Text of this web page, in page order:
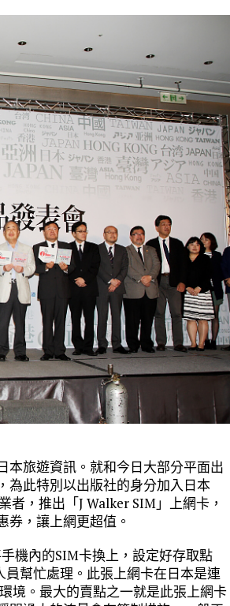
本旅遊資訊。就和今日大部分平面出
為此特別以出版社的身分加入日本
，推出「J Walker SIM」上網卡，
券，讓上網更超值。
機內的SIM卡換上，設定好存取點
幫忙處理。此張上網卡在日本是連
境。最大的賣點之一就是此張上網卡